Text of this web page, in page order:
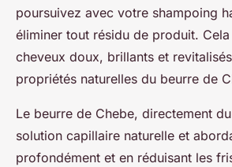
poursuivez avec votre shampoing
éliminer tout résidu de produit.
cheveux doux, brillants et
propriétés naturelles du beurre de
Le beurre de Chebe, directement
solution capillaire naturelle et
profondément et en réduisant les